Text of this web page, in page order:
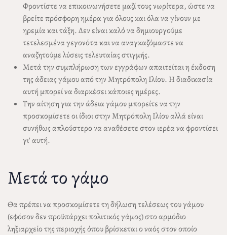
Φροντίστε να επικοινωνήσετε μαζί τους νωρίτερα, ώστε να
βρείτε πρόσφορη ημέρα για όλους και όλα να γίνουν με
ηρεμία και τάξη. Δεν είναι καλό να δημιουργούμε
τετελεσμένα γεγονότα και να αναγκαζόμαστε να
αναζητούμε λύσεις τελευταίας στιγμής.
Μετά την συμπλήρωση των εγγράφων απαιτείται η έκδοση
της άδειας γάμου από την Μητρόπολη Ιλίου. Η διαδικασία
αυτή μπορεί να διαρκέσει κάποιες ημέρες.
Την αίτηση για την άδεια γάμου μπορείτε να την
προσκομίσετε οι ίδιοι στην Μητρόπολη Ιλίου αλλά είναι
συνήθως απλούστερο να αναθέσετε στον ιερέα να φροντίσει
γι' αυτή.
Μετά το γάμο
Θα πρέπει να προσκομίσετε τη δήλωση τελέσεως του γάμου
(εφόσον δεν προϋπάρχει πολιτικός γάμος) στο αρμόδιο
ληξιαρχείο της περιοχής όπου βρίσκεται ο ναός στον οποίο